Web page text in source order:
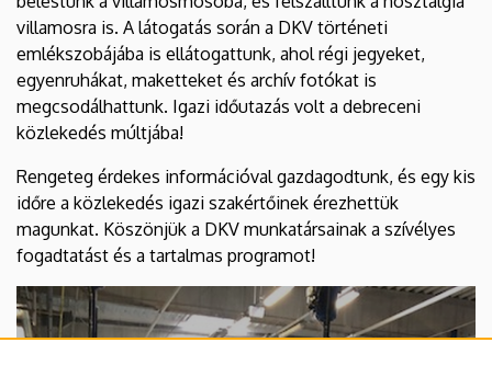
és
Kollégiuma
villamosra is. A látogatás során a DKV történeti
emlékszobájába is ellátogattunk, ahol régi jegyeket,
egyenruhákat, maketteket és archív fotókat is
megcsodálhattunk. Igazi időutazás volt a debreceni
közlekedés múltjába!
Rengeteg érdekes információval gazdagodtunk, és egy kis
időre a közlekedés igazi szakértőinek érezhettük
magunkat. Köszönjük a DKV munkatársainak a szívélyes
fogadtatást és a tartalmas programot!